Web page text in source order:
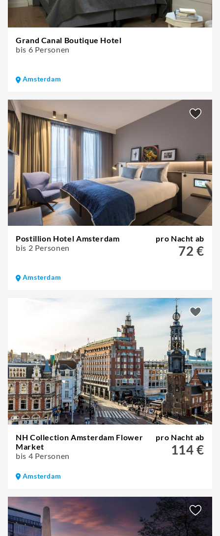
Grand Canal Boutique Hotel
bis 6 Personen
Amsterdam
Postillion Hotel Amsterdam
bis 2 Personen
pro Nacht ab
72 €
Amsterdam
NH Collection Amsterdam Flower
Market
bis 4 Personen
pro Nacht ab
114 €
Amsterdam